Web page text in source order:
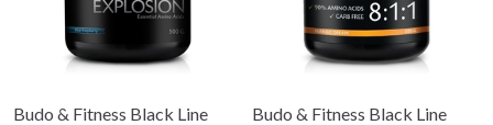
Budo & Fitness Black Line
Budo & Fitness Black Line